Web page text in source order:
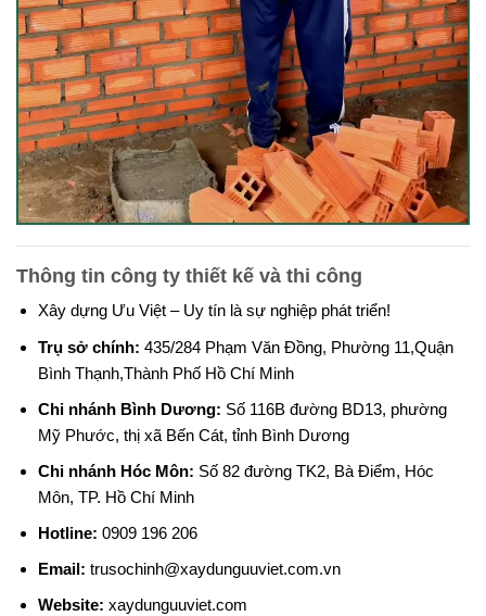
Thông tin công ty thiết kế và thi công
Xây dựng Ưu Việt – Uy tín là sự nghiệp phát triển!
Trụ sở chính: 435/284 Phạm Văn Đồng, Phường 11,Quận
Bình Thạnh,Thành Phố Hồ Chí Minh
Chi nhánh Bình Dương: Số 116B đường BD13, phường
Mỹ Phước, thị xã Bến Cát, tỉnh Bình Dương
Chi nhánh Hóc Môn: Số 82 đường TK2, Bà Điểm, Hóc
Môn, TP. Hồ Chí Minh
Hotline: 0909 196 206
Email: trusochinh@xaydunguuviet.com.vn
Website: xaydunguuviet.com